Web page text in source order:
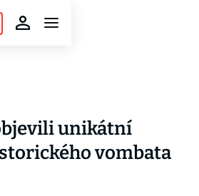
unikátní
vombata